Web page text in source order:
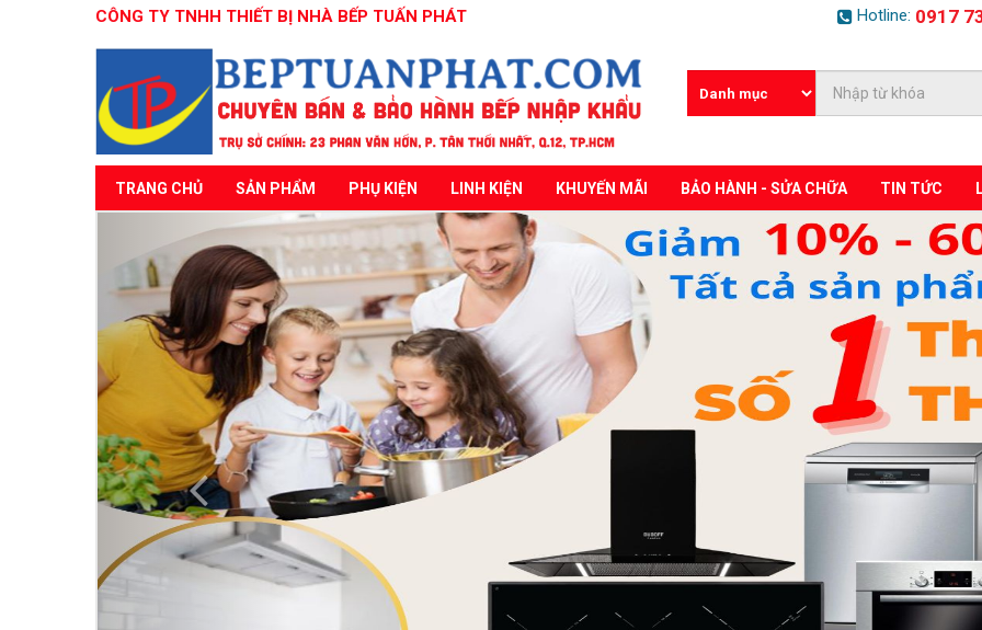
CÔNG TY TNHH THIẾT BỊ NHÀ BẾP TUẤN PHÁT Hotline: 0917
TRANG CHỦ SẢN PHẨM PHỤ KIỆN LINH KIỆN KHUYẾN MÃI BẢO HÀNH - SỬA CHỮA TIN TỨC
Previous